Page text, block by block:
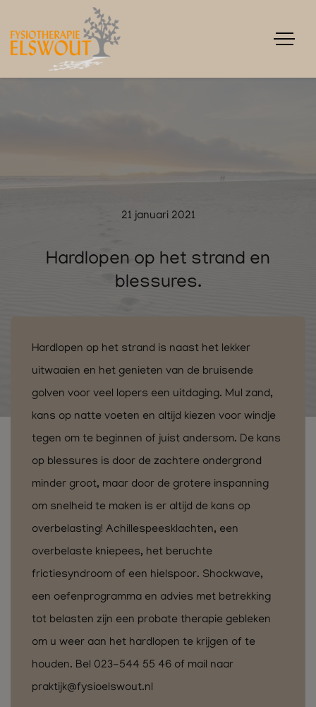
21 januari 2021
Hardlopen op het strand en
blessures.
Hardlopen op het strand is naast het lekker
uitwaaien en het genieten van de bruisende
golven voor veel lopers een uitdaging. Mul zand,
kans op natte voeten en altijd kiezen voor windje
tegen om te beginnen of juist andersom. De kans
op blessures is door de zachtere ondergrond
minder groot, maar door de grotere inspanning
om snelheid te maken is er altijd de kans op
overbelasting! Achillespeesklachten, een
overbelaste kniepees, het beruchte
frictiesyndroom of een hielspoor. Shockwave,
een oefenprogramma en advies met betrekking
tot belasten zijn een probate therapie gebleken
om u weer aan het hardlopen te krijgen of te
houden. Bel 023-544 55 46 of mail naar
praktijk@fysioelswout.nl